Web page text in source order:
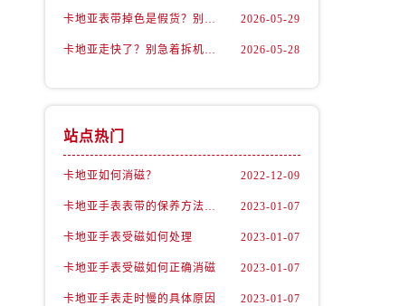
卡地亚表带掉色是假货？别急，可能是这些日常习惯惹的祸 2026-05-29
卡地亚走快了？别急着拆机，先做这一步 2026-05-28
站点热门
卡地亚如何消磁？ 2022-12-09
卡地亚手表表带的保养方法有哪些？ 2023-01-07
卡地亚手表受磁如何处理 2023-01-07
卡地亚手表受磁如何正确消磁 2023-01-07
卡地亚手表走时慢的具体原因 2023-01-07